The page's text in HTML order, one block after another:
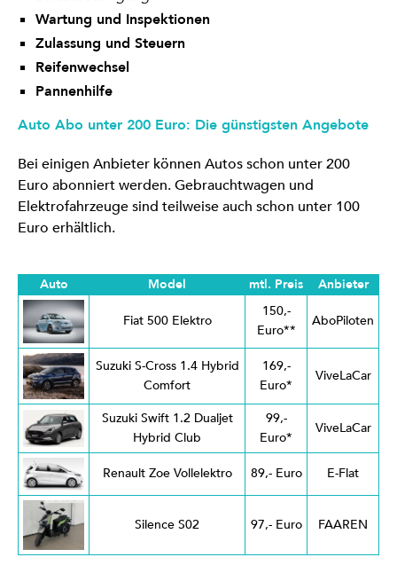
Wartung und Inspektionen
Zulassung und Steuern
Reifenwechsel
Pannenhilfe
Auto Abo unter 200 Euro: Die günstigsten Angebote
Bei einigen Anbieter können Autos schon unter 200
Euro abonniert werden. Gebrauchtwagen und
Elektrofahrzeuge sind teilweise auch schon unter 100
Euro erhältlich.
Auto Model mtl. Preis Anbieter
Fiat 500 Elektro
150,-
Euro**
AboPiloten
Suzuki S-Cross 1.4 Hybrid
Comfort
169,-
Euro*
ViveLaCar
Suzuki Swift 1.2 Dualjet
Hybrid Club
99,-
Euro*
ViveLaCar
Renault Zoe Vollelektro 89,- Euro E-Flat
Silence S02 97,- Euro FAAREN